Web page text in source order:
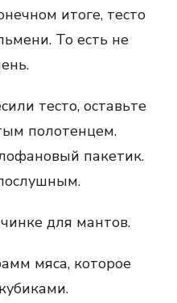
итоге, тесто
То есть не
тесто, оставьте
полотенцем.
пакетик.
для мантов.
мяса, которое